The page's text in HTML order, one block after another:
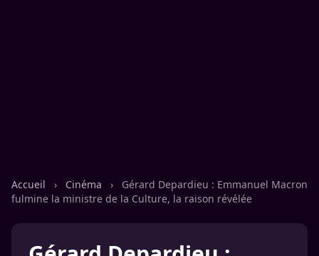
Accueil › Cinéma ›
Gérard Depardieu : Emmanuel Macron
fulmine la ministre de la Culture, la raison révélée